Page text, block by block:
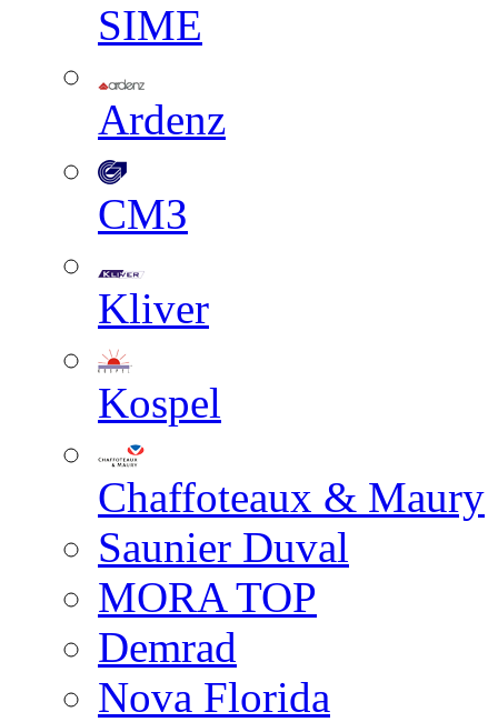
SIME
Ardenz
СМЗ
Kliver
Kospel
Chaffoteaux & Maury
Saunier Duval
MORA TOP
Demrad
Nova Florida